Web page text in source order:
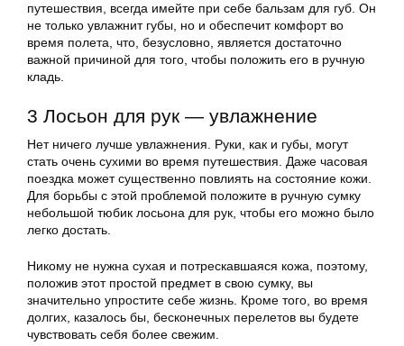
путешествия, всегда имейте при себе бальзам для губ. Он
не только увлажнит губы, но и обеспечит комфорт во
время полета, что, безусловно, является достаточно
важной причиной для того, чтобы положить его в ручную
кладь.
3 Лосьон для рук — увлажнение
Нет ничего лучше увлажнения. Руки, как и губы, могут
стать очень сухими во время путешествия. Даже часовая
поездка может существенно повлиять на состояние кожи.
Для борьбы с этой проблемой положите в ручную сумку
небольшой тюбик лосьона для рук, чтобы его можно было
легко достать.
Никому не нужна сухая и потрескавшаяся кожа, поэтому,
положив этот простой предмет в свою сумку, вы
значительно упростите себе жизнь. Кроме того, во время
долгих, казалось бы, бесконечных перелетов вы будете
чувствовать себя более свежим.